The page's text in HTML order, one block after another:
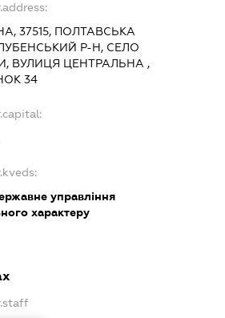
37515, ПОЛТАВСЬКА
Р-Н, СЕЛО
ВУЛИЦЯ ЦЕНТРАЛЬНА ,
34
управління
характеру